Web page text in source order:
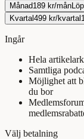
Månad189 kr/mån
Kvartal499 kr/kvartal
Ingår
Hela
Samtliga
Möjlighet att
du bor
Välj betalning